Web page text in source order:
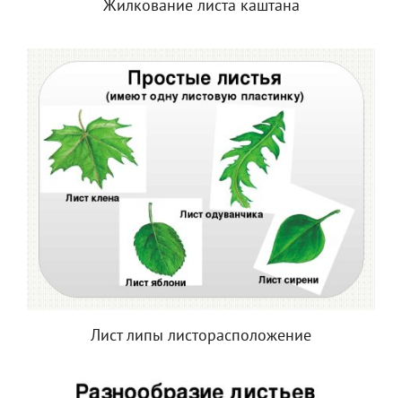
Жилкование листа каштана
Лист липы листорасположение